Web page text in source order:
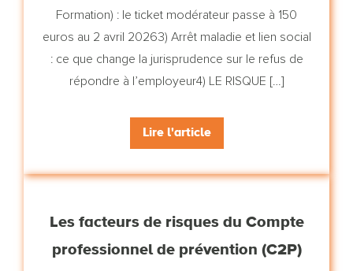
Formation) : le ticket modérateur passe à 150
euros au 2 avril 20263) Arrêt maladie et lien social
: ce que change la jurisprudence sur le refus de
répondre à l’employeur4) LE RISQUE […]
Lire l'article
Les facteurs de risques du Compte
professionnel de prévention (C2P)